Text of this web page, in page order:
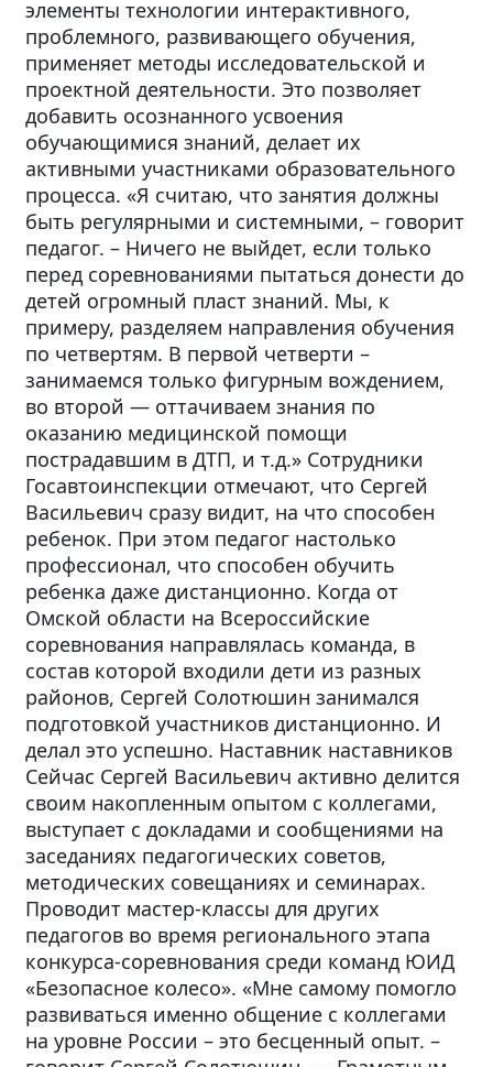
элементы технологии интерактивного,
проблемного, развивающего обучения,
применяет методы исследовательской и
проектной деятельности. Это позволяет
добавить осознанного усвоения
обучающимися знаний, делает их
активными участниками образовательного
процесса. «Я считаю, что занятия должны
быть регулярными и системными, – говорит
педагог. – Ничего не выйдет, если только
перед соревнованиями пытаться донести до
детей огромный пласт знаний. Мы, к
примеру, разделяем направления обучения
по четвертям. В первой четверти –
занимаемся только фигурным вождением,
во второй — оттачиваем знания по
оказанию медицинской помощи
пострадавшим в ДТП, и т.д.» Сотрудники
Госавтоинспекции отмечают, что Сергей
Васильевич сразу видит, на что способен
ребенок. При этом педагог настолько
профессионал, что способен обучить
ребенка даже дистанционно. Когда от
Омской области на Всероссийские
соревнования направлялась команда, в
состав которой входили дети из разных
районов, Сергей Солотюшин занимался
подготовкой участников дистанционно. И
делал это успешно. Наставник наставников
Сейчас Сергей Васильевич активно делится
своим накопленным опытом с коллегами,
выступает с докладами и сообщениями на
заседаниях педагогических советов,
методических совещаниях и семинарах.
Проводит мастер-классы для других
педагогов во время регионального этапа
конкурса-соревнования среди команд ЮИД
«Безопасное колесо». «Мне самому помогло
развиваться именно общение с коллегами
на уровне России – это бесценный опыт. –